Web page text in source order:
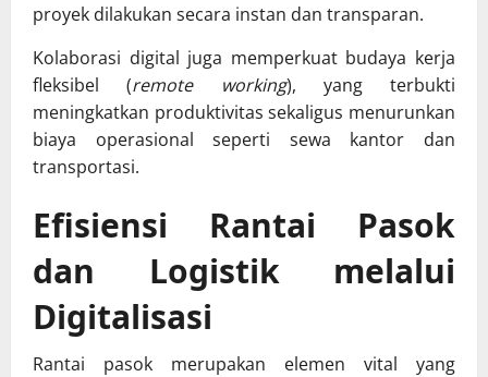
proyek dilakukan secara instan dan transparan.
Kolaborasi digital juga memperkuat budaya kerja
fleksibel (remote working), yang terbukti
meningkatkan produktivitas sekaligus menurunkan
biaya operasional seperti sewa kantor dan
transportasi.
Efisiensi Rantai Pasok
dan Logistik melalui
Digitalisasi
Rantai pasok merupakan elemen vital yang